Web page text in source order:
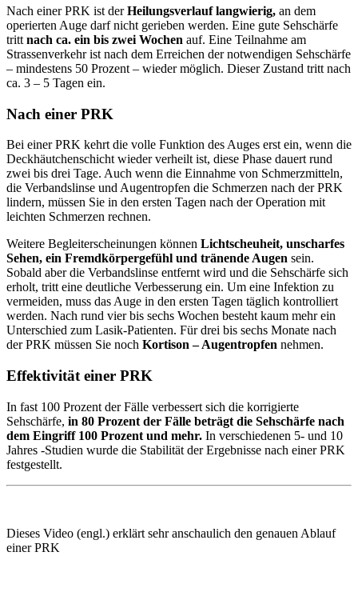
Nach einer PRK ist derHeilungsverlauf langwierig, an dem
operierten Auge darf nicht gerieben werden. Eine gute Sehschärfe
tritt nach ca. ein bis zwei Wochen auf. Eine Teilnahme am
Strassenverkehr ist nach dem Erreichen der notwendigen Sehschärfe
– mindestens 50 Prozent – wieder möglich. Dieser Zustand tritt nach
ca. 3 – 5 Tagen ein.
Nach einer PRK
Bei einer PRK kehrt die volle Funktion des Auges erst ein, wenn die
Deckhäutchenschicht wieder verheilt ist, diese Phase dauert rund
zwei bis drei Tage. Auch wenn die Einnahme von Schmerzmitteln,
die Verbandslinse und Augentropfen die Schmerzen nach der PRK
lindern, müssen Sie in den ersten Tagen nach der Operation mit
leichten Schmerzen rechnen.
Weitere Begleiterscheinungen können Lichtscheuheit, unscharfes
Sehen, ein Fremdkörpergefühl und tränende Augen sein.
Sobald aber die Verbandslinse entfernt wird und die Sehschärfe sich
erholt, tritt eine deutliche Verbesserung ein. Um eine Infektion zu
vermeiden, muss das Auge in den ersten Tagen täglich kontrolliert
werden. Nach rund vier bis sechs Wochen besteht kaum mehr ein
Unterschied zum Lasik-Patienten. Für drei bis sechs Monate nach
der PRK müssen Sie noch Kortison – Augentropfen nehmen.
Effektivität einer PRK
In fast 100 Prozent der Fälle verbessert sich die korrigierte
Sehschärfe, in 80 Prozent der Fälle beträgt die Sehschärfe nach
dem Eingriff 100 Prozent und mehr. In verschiedenen 5- und 10
Jahres -Studien wurde die Stabilität der Ergebnisse nach einer PRK
festgestellt.
Dieses Video (engl.) erklärt sehr anschaulich den genauen Ablauf
einer PRK